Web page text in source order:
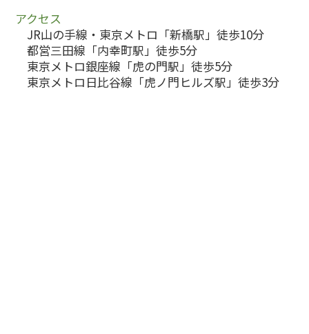
アクセス
JR山の手線・東京メトロ「新橋駅」徒歩10分
都営三田線「内幸町駅」徒歩5分
東京メトロ銀座線「虎の門駅」徒歩5分
東京メトロ日比谷線「虎ノ門ヒルズ駅」徒歩3分